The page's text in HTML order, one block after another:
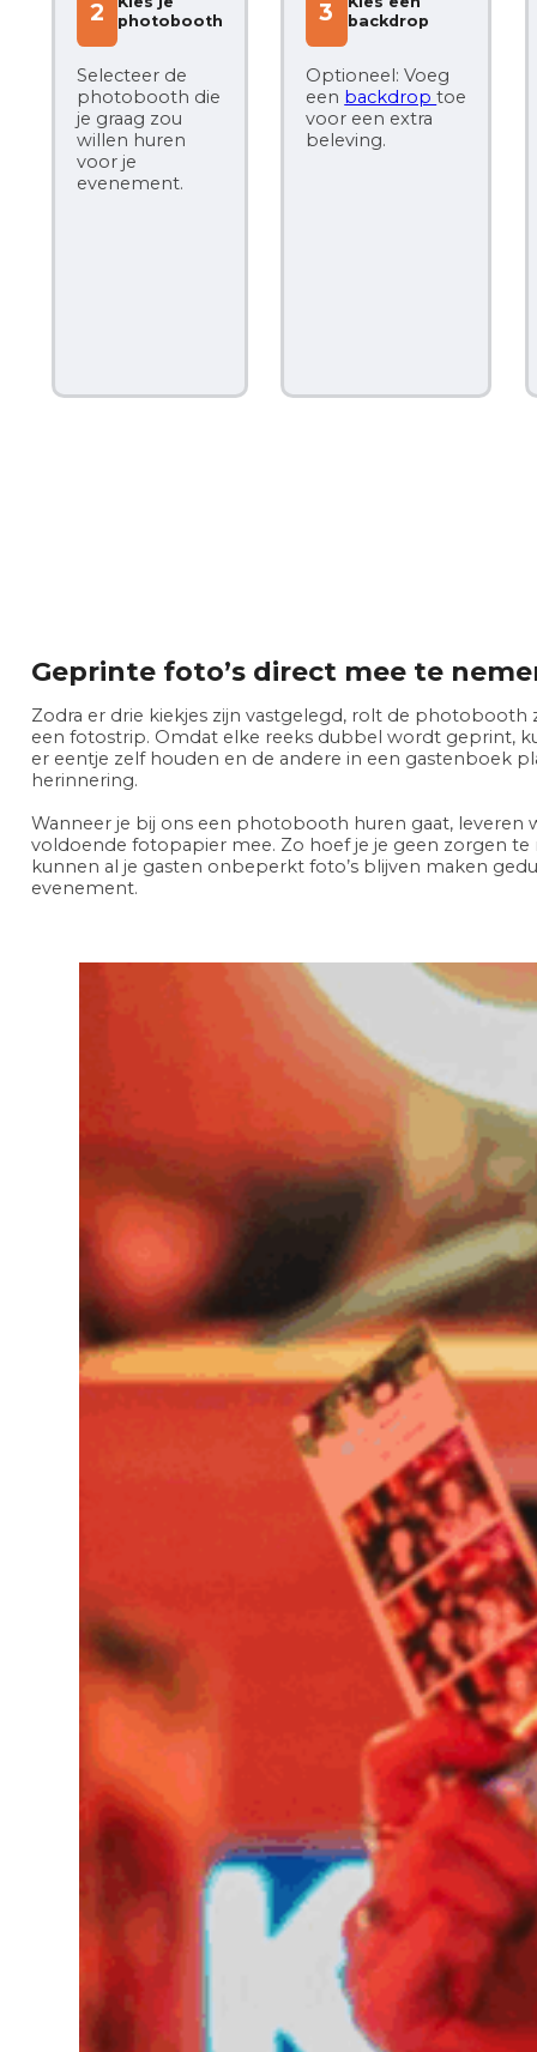
photobooth
Selecteer de
photobooth die
je graag zou
willen huren
voor je
evenement.
backdrop
Optioneel: Voeg
backdroptoe
voor een extra
beleving.
Geprinte foto’s direct mee te
Zodra er drie kiekjes zijn vastgelegd, rolt de photobooth
een fotostrip. Omdat elke reeks dubbel wordt geprint,
er eentje zelf houden en de andere in een gastenboek
herinnering.
Wanneer je bij ons een photobooth huren gaat, leveren
voldoende fotopapier mee. Zo hoef je je geen zorgen te
kunnen al je gasten onbeperkt foto’s blijven maken
evenement.